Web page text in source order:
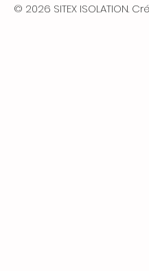
© 2026 SITEX ISOLATION.